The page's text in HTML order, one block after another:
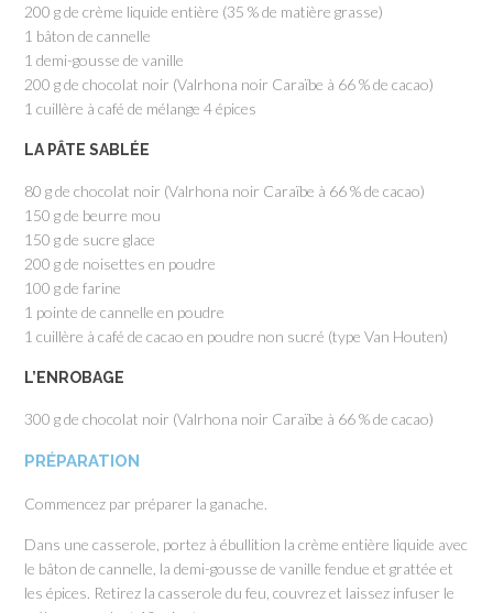
200 g de crème liquide entière (35 % de matière grasse)
1 bâton de cannelle
1 demi-gousse de vanille
200 g de chocolat noir (Valrhona noir Caraïbe à 66 % de cacao)
1 cuillère à café de mélange 4 épices
LA PÂTE SABLÉE
80 g de chocolat noir (Valrhona noir Caraïbe à 66 % de cacao)
150 g de beurre mou
150 g de sucre glace
200 g de noisettes en poudre
100 g de farine
1 pointe de cannelle en poudre
1 cuillère à café de cacao en poudre non sucré (type Van Houten)
L’ENROBAGE
300 g de chocolat noir (Valrhona noir Caraïbe à 66 % de cacao)
PRÉPARATION
Commencez par préparer la ganache.
Dans une casserole, portez à ébullition la crème entière liquide avec
le bâton de cannelle, la demi-gousse de vanille fendue et grattée et
les épices. Retirez la casserole du feu, couvrez et laissez infuser le